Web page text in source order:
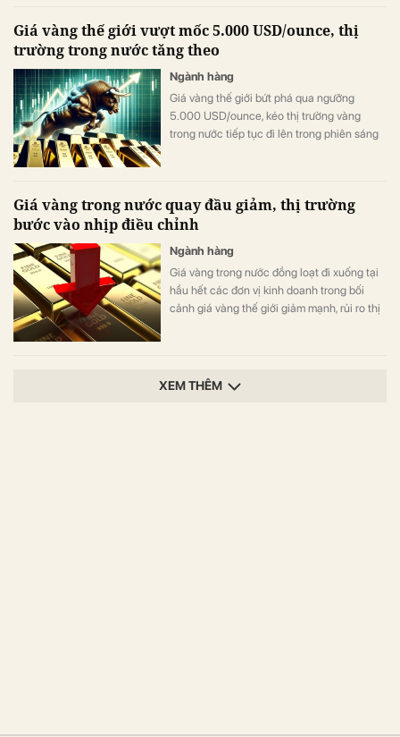
Giá vàng thế giới vượt mốc 5.000 USD/ounce, thị
trường trong nước tăng theo
Ngành hàng
Giá vàng thế giới bứt phá qua ngưỡng
5.000 USD/ounce, kéo thị trường vàng
trong nước tiếp tục đi lên trong phiên sáng
Giá vàng trong nước quay đầu giảm, thị trường
bước vào nhịp điều chỉnh
Ngành hàng
Giá vàng trong nước đồng loạt đi xuống tại
hầu hết các đơn vị kinh doanh trong bối
cảnh giá vàng thế giới giảm mạnh, rủi ro thị
XEM THÊM